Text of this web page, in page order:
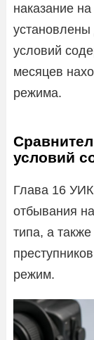
наказание
условий
месяцев
режима.
условий
Глава 16
отбывания
типа, а также
режим.